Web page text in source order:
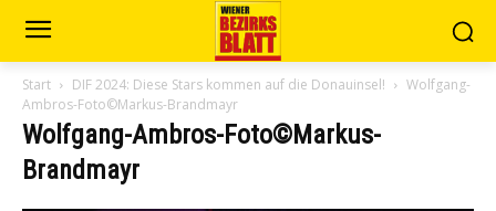
Start DIF 2024: Diese Stars kommen auf die Donauinsel!
Wolfgang-
Ambros-Foto©Markus-Brandmayr
Wolfgang-Ambros-Foto©Markus-
Brandmayr